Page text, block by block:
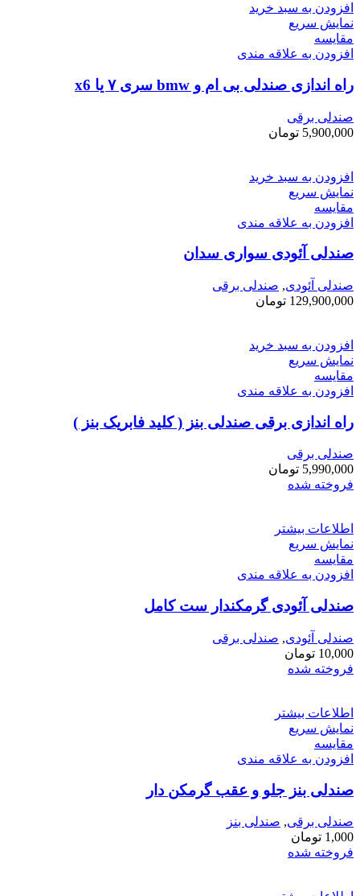
افزودن به سبد خرید
نمایش سریع
مقايسه
افزودن به علاقه مندی
راه اندازی صندلی بی ام و bmw سری ۷ یا x6
صندلی برقی
5,900,000 تومان
افزودن به سبد خرید
نمایش سریع
مقايسه
افزودن به علاقه مندی
صندلی آئودی سواری سدان
صندلی آئودی, صندلی برقی
129,900,000 تومان
افزودن به سبد خرید
نمایش سریع
مقايسه
افزودن به علاقه مندی
راه اندازی برقی صندلی بنز ( کلید فابریک بنز )
صندلی برقی
5,990,000 تومان
فروخته شده
اطلاعات بیشتر
نمایش سریع
مقايسه
افزودن به علاقه مندی
صندلی آئودی گرمکندار ست کامل
صندلی آئودی, صندلی برقی
10,000 تومان
فروخته شده
اطلاعات بیشتر
نمایش سریع
مقايسه
افزودن به علاقه مندی
صندلی بنز جلو و عقب گرمکن دار
صندلی برقی, صندلی بنز
1,000 تومان
فروخته شده